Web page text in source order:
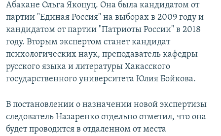
Абакане Ольга Якоцуц. Она была кандидатом от
партии "Единая Россия" на выборах в 2009 году и
кандидатом от партии "Патриоты России" в 2018
году. Вторым экспертом станет кандидат
психологических наук, преподаватель кафедры
русского языка и литературы Хакасского
государственного университета Юлия Бойкова.
В постановлении о назначении новой экспертизы
следователь Назаренко отдельно отметил, что она
будет проводится в отдаленном от места